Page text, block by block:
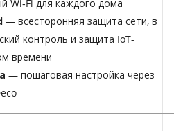
Wi‑Fi для каждого дома
— всесторонняя защита сети, в
контроль и защита IoT-
времени
— пошаговая настройка через